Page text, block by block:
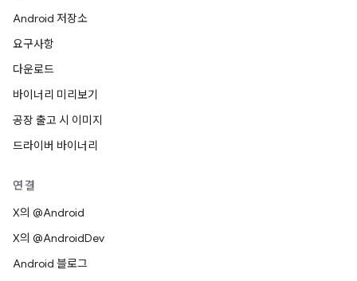
Android 저장소
요구사항
다운로드
바이너리 미리보기
공장 출고 시 이미지
드라이버 바이너리
연결
X의 @Android
X의 @AndroidDev
Android 블로그